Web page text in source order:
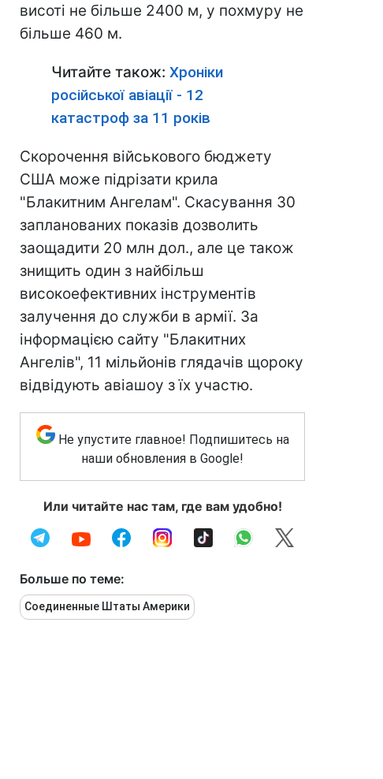
висоті не більше 2400 м, у похмуру не
більше 460 м.
Читайте також: Хроніки
російської авіації - 12
катастроф за 11 років
Скорочення військового бюджету
США може підрізати крила
"Блакитним Ангелам". Скасування 30
запланованих показів дозволить
заощадити 20 млн дол., але це також
знищить один з найбільш
високоефективних інструментів
залучення до служби в армії. За
інформацією сайту "Блакитних
Ангелів", 11 мільйонів глядачів щороку
відвідують авіашоу з їх участю.
Не упустите главное! Подпишитесь на
наши обновления в Google!
Или читайте нас там, где вам удобно!
Больше по теме:
Соединенные Штаты Америки